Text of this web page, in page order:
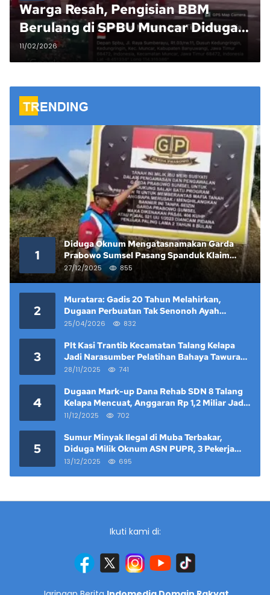
Warga Resah, Pengisian BBM
Berulang di SPBU Muncar Diduga
Tak Sesuai Aturan
11/02/2026
1
Diduga Oknum Mengatasnamakan Garda
Prabowo Sumsel Pasang Spanduk Klaim
Lahan yang Telah Diputus Pengadilan
27/12/2025 855
2
Muratara: Gadis 20 Tahun Melahirkan,
Dugaan Perbuatan Tak Senonoh Ayah
Kandung Mencuat
25/04/2026 832
3
Plt Kasi Trantib Kecamatan Talang Kelapa
Jadi Narasumber Pelatihan Bahaya Tawuran
dan Narkoba di Keramat Raya
28/11/2025 741
4
Dugaan Mark-up Dana Rehab SDN 8 Talang
Kelapa Mencuat, Anggaran Rp 1,2 Miliar Jadi
Sorotan
11/12/2025 702
5
Sumur Minyak Ilegal di Muba Terbakar,
Diduga Milik Oknum ASN PUPR, 3 Pekerja
Tewas
13/12/2025 695
Ikuti kami di: